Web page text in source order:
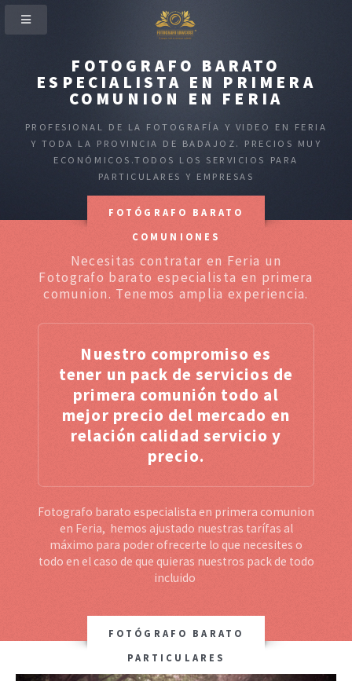
FOTOGRAFO BARATO
ESPECIALISTA EN PRIMERA
COMUNION EN FERIA
PROFESIONAL DE LA FOTOGRAFÍA Y VIDEO EN FERIA
Y TODA LA PROVINCIA DE BADAJOZ. PRECIOS MUY
ECONÓMICOS.TODOS LOS SERVICIOS PARA
PARTICULARES Y EMPRESAS
FOTÓGRAFO BARATO
COMUNIONES
Necesitas contratar en Feria un
Fotografo barato especialista en primera
comunion. Tenemos amplia experiencia.
Nuestro compromiso es
tener un pack de servicios de
primera comunión todo al
mejor precio del mercado en
relación calidad servicio y
precio.
Fotografo barato especialista en primera comunion
en Feria, hemos ajustado nuestras tarífas al
máximo para poder ofrecerte lo que necesites o
todo en el caso de que quieras nuestros pack de todo
incluido
FOTÓGRAFO BARATO
PARTICULARES